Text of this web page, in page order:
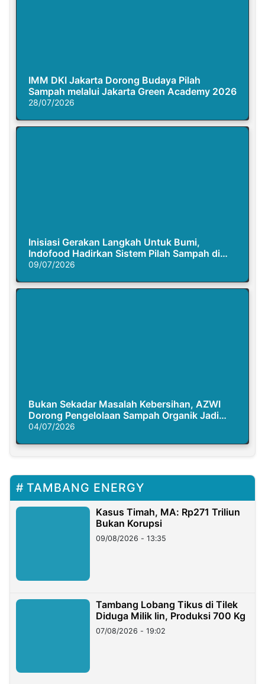
IMM DKI Jakarta Dorong Budaya Pilah
Sampah melalui Jakarta Green Academy 2026
28/07/2026
Inisiasi Gerakan Langkah Untuk Bumi,
Indofood Hadirkan Sistem Pilah Sampah di
Semasa Piknik
09/07/2026
Bukan Sekadar Masalah Kebersihan, AZWI
Dorong Pengelolaan Sampah Organik Jadi
Solusi Krisis Iklim
04/07/2026
TAMBANG ENERGY
Kasus Timah, MA: Rp271 Triliun
Bukan Korupsi
09/08/2026 - 13:35
Tambang Lobang Tikus di Tilek
Diduga Milik Iin, Produksi 700 Kg
07/08/2026 - 19:02